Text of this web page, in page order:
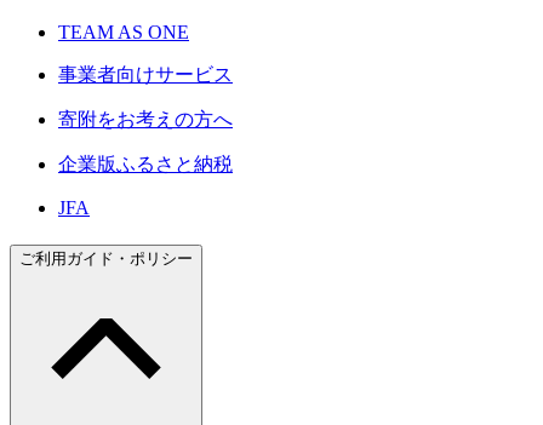
TEAM AS ONE
事業者向けサービス
寄附をお考えの方へ
企業版ふるさと納税
JFA
ご利用ガイド・ポリシー